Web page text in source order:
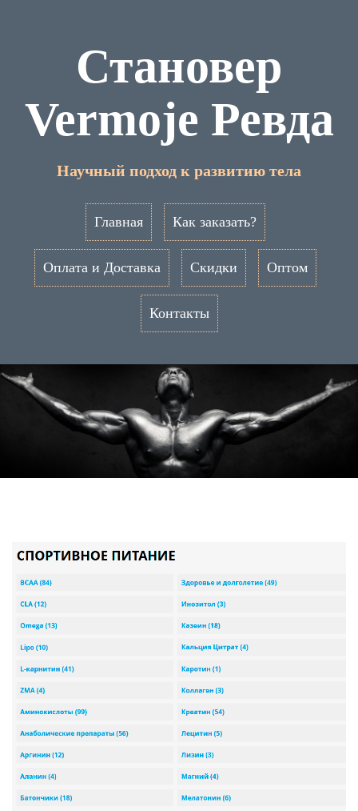
Становер
Vermoje Ревда
Научный подход к развитию тела
Главная Как заказать?
Оплата и Доставка Скидки Оптом
Контакты